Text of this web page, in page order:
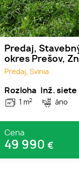
Predaj,
okres Prešov,
Predaj, Svinia
Rozloha
1 m2
Inž. siete
áno
Cena
49 990 €